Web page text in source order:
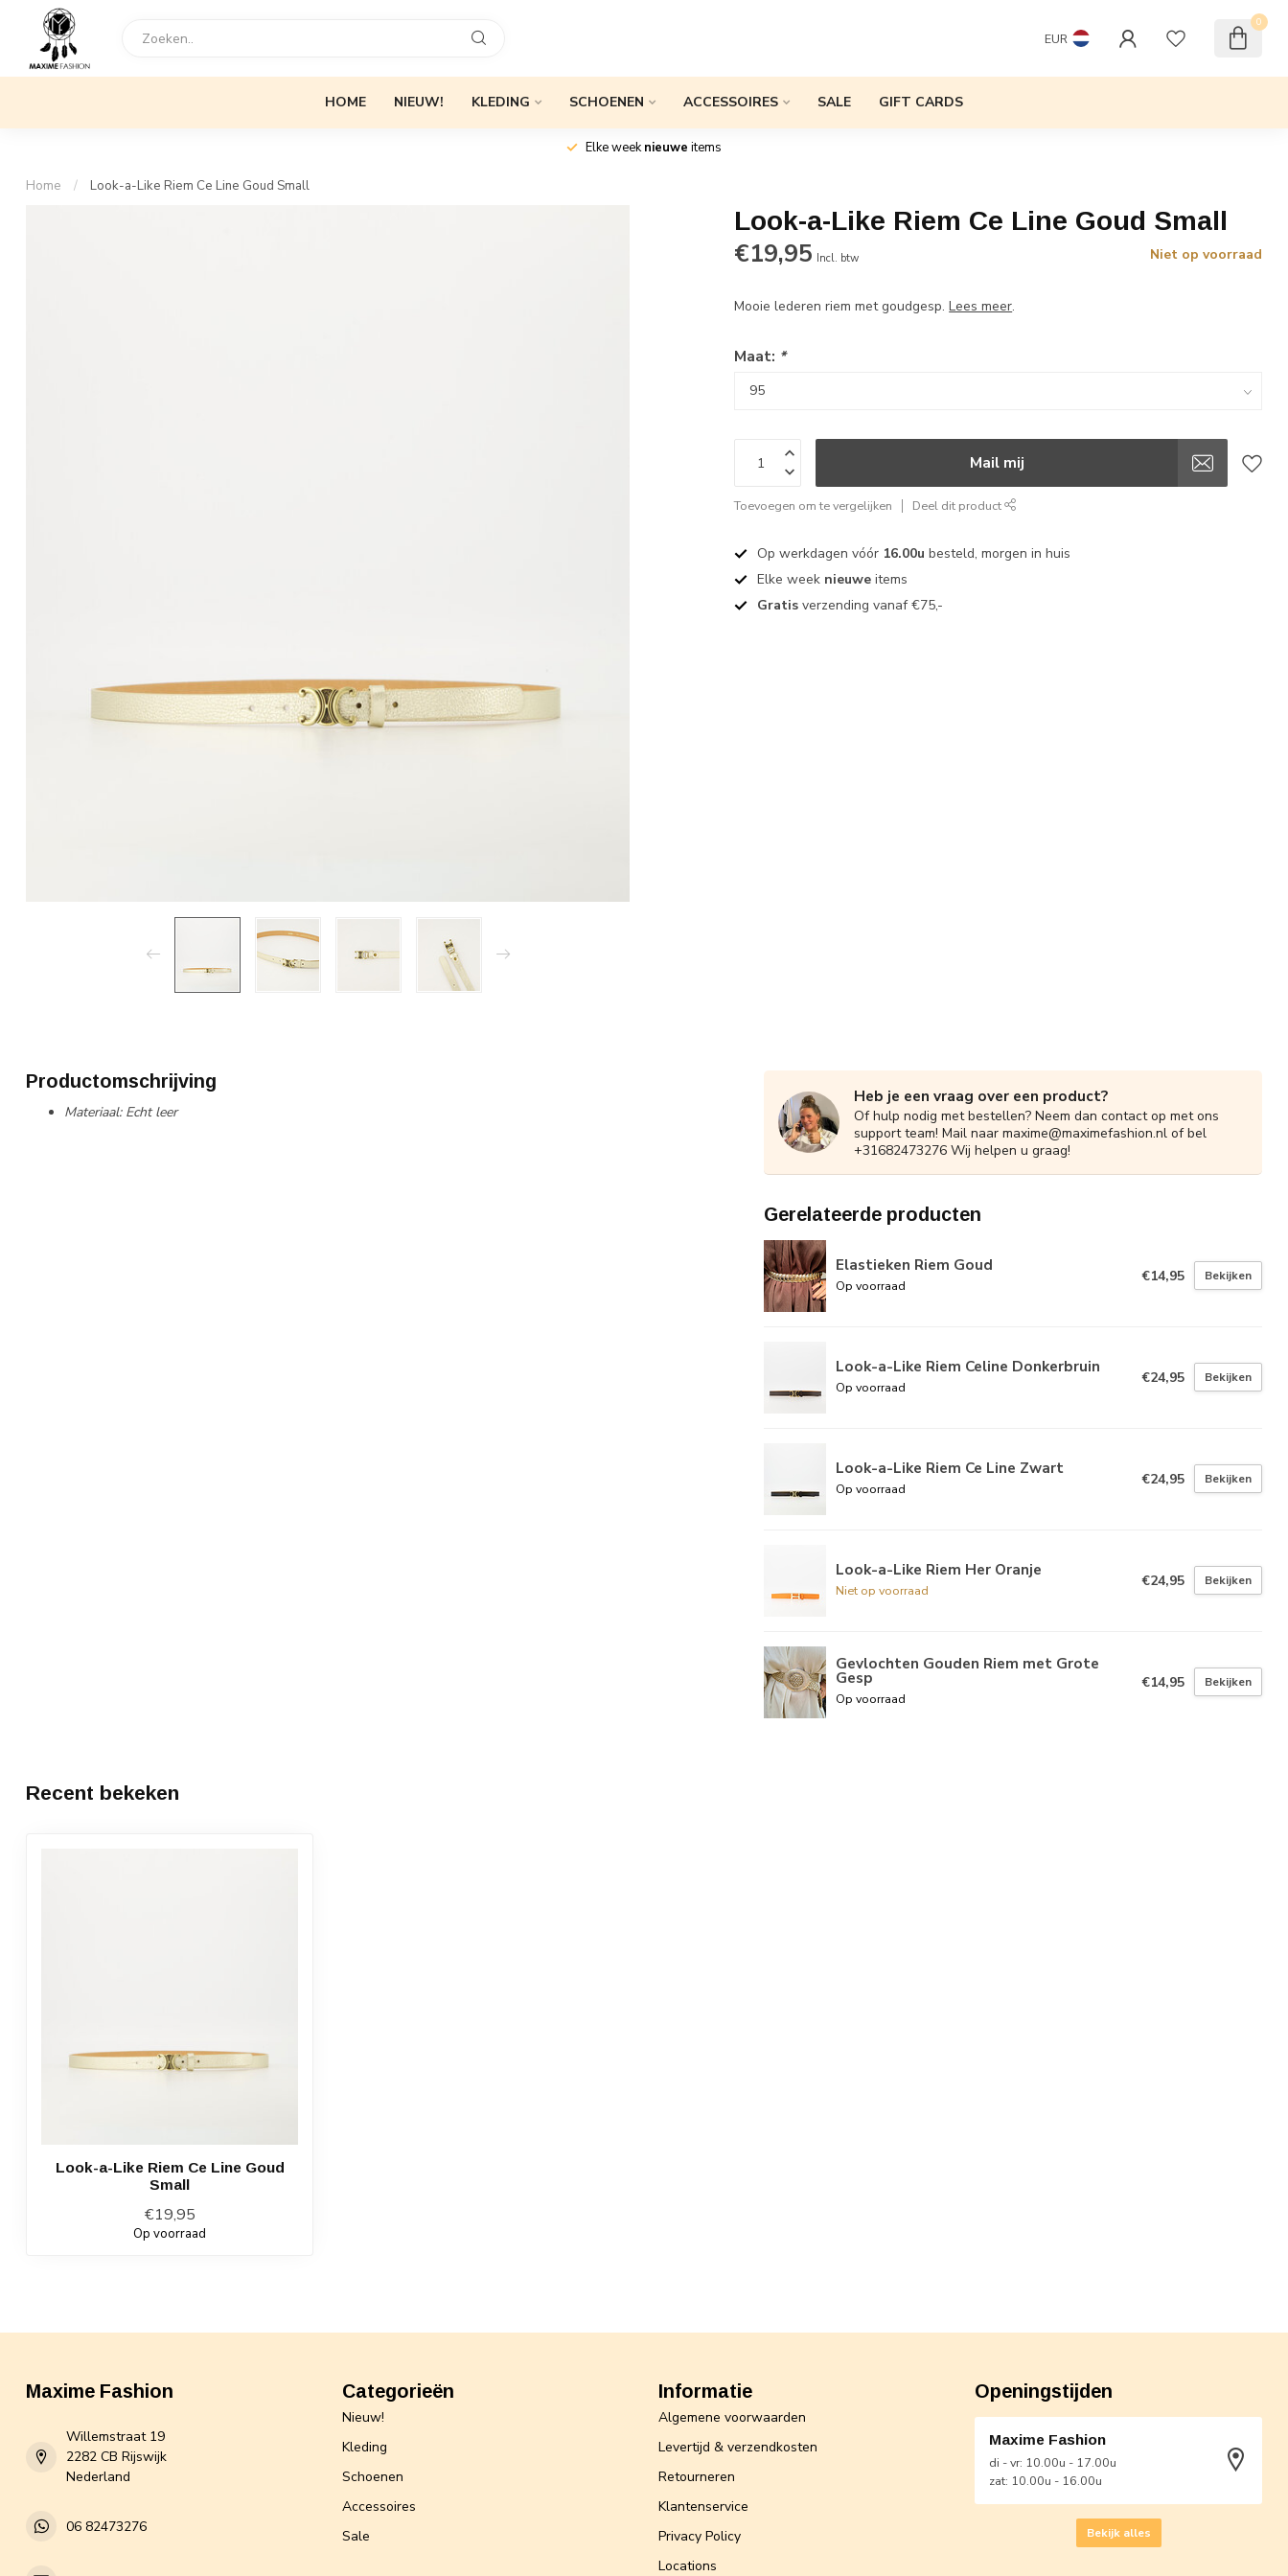
EUR
0
HOME NIEUW! KLEDING SCHOENEN ACCESSOIRES SALE GIFT CARDS
Elke weeknieuwe items
Home / Look-a-Like Riem Ce Line Goud Small
Look-a-Like Riem Ce Line Goud Small
€19,95 Incl. btw Niet op voorraad
Mooie lederen riem met goudgesp.Lees meer.
Maat: *
Mail mij
Toevoegen om te vergelijken Deel dit product
Op werkdagen vóór 16.00u besteld, morgen in huis
Elke week nieuwe items
Gratis verzending vanaf €75,-
Productomschrijving
Materiaal: Echt leer
Heb je een vraag over een product?
Of hulp nodig met bestellen? Neem dan contact op met ons
support team! Mail naar maxime@maximefashion.nl of bel
+31682473276 Wij helpen u graag!
Gerelateerde producten
Elastieken Riem Goud
Op voorraad
€14,95 Bekijken
Look-a-Like Riem Celine Donkerbruin
Op voorraad
€24,95 Bekijken
Look-a-Like Riem Ce Line Zwart
Op voorraad
€24,95 Bekijken
Look-a-Like Riem Her Oranje
Niet op voorraad
€24,95 Bekijken
Gevlochten Gouden Riem met Grote
Gesp
Op voorraad
€14,95 Bekijken
Recent bekeken
Look-a-Like Riem Ce Line Goud
Small
€19,95
Op voorraad
Maxime Fashion
Willemstraat 19
2282 CB Rijswijk
Nederland
06 82473276
Categorieën
Nieuw!
Kleding
Schoenen
Accessoires
Sale
Informatie
Algemene voorwaarden
Levertijd & verzendkosten
Retourneren
Klantenservice
Privacy Policy
Locations
Openingstijden
Maxime Fashion
di - vr: 10.00u - 17.00u
zat: 10.00u - 16.00u
Bekijk alles